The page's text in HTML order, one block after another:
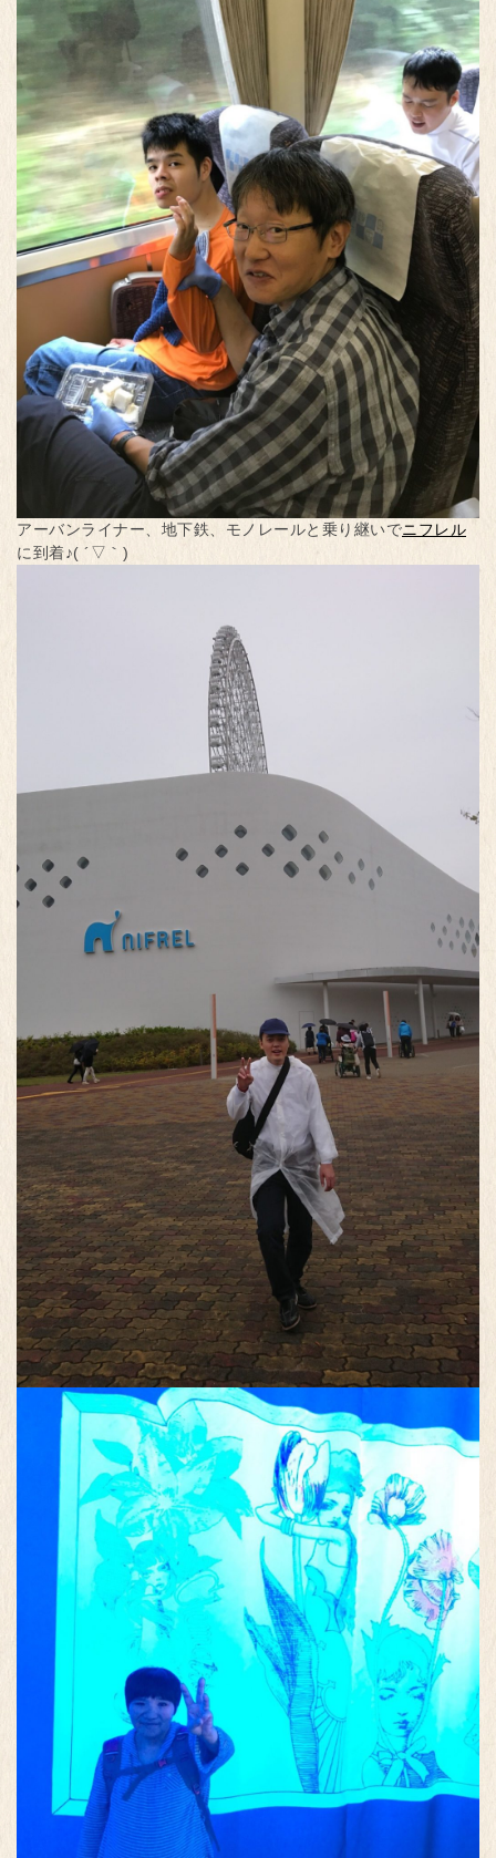
アーバンライナー、地下鉄、モノレールと乗り継いでニフレル
に到着♪( ´▽｀)